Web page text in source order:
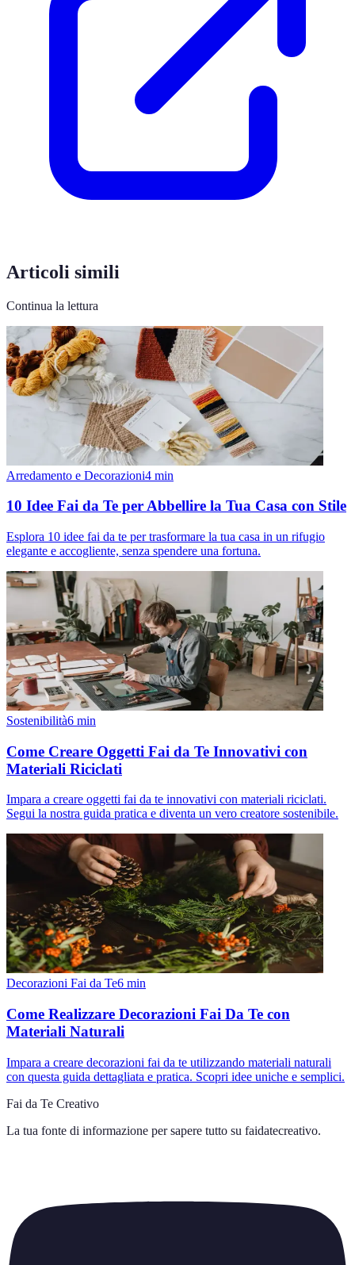
Articoli simili
Continua la lettura
Arredamento e Decorazioni4 min
10 Idee Fai da Te per Abbellire la Tua Casa con Stile
Esplora 10 idee fai da te per trasformare la tua casa in un rifugio
elegante e accogliente, senza spendere una fortuna.
Sostenibilità6 min
Come Creare Oggetti Fai da Te Innovativi con
Materiali Riciclati
Impara a creare oggetti fai da te innovativi con materiali riciclati.
Segui la nostra guida pratica e diventa un vero creatore sostenibile.
Decorazioni Fai da Te6 min
Come Realizzare Decorazioni Fai Da Te con
Materiali Naturali
Impara a creare decorazioni fai da te utilizzando materiali naturali
con questa guida dettagliata e pratica. Scopri idee uniche e semplici.
Fai da Te Creativo
La tua fonte di informazione per sapere tutto su faidatecreativo.